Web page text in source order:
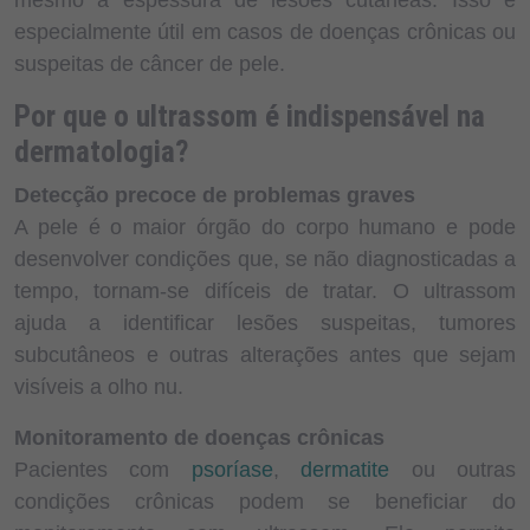
especialmente útil em casos de doenças crônicas ou
suspeitas de câncer de pele.
Por que o ultrassom é indispensável na
dermatologia?
Detecção precoce de problemas graves
A pele é o maior órgão do corpo humano e pode
desenvolver condições que, se não diagnosticadas a
tempo, tornam-se difíceis de tratar. O ultrassom
ajuda a identificar lesões suspeitas, tumores
subcutâneos e outras alterações antes que sejam
visíveis a olho nu.
Monitoramento de doenças crônicas
Pacientes com psoríase, dermatite ou outras
condições crônicas podem se beneficiar do